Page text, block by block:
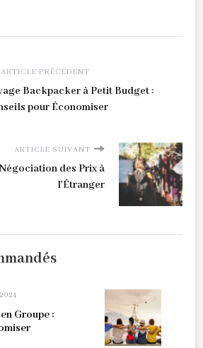
ARTICLE PRÉCÉDENT
Backpacker à Petit Budget :
pour Économiser
ARTICLE SUIVANT
des Prix à
l'Étranger
Groupe :